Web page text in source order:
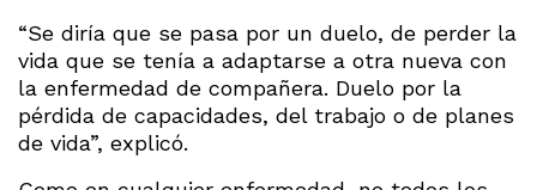
“Se diría que se pasa por un duelo, de perder la
vida que se tenía a adaptarse a otra nueva con
la enfermedad de compañera. Duelo por la
pérdida de capacidades, del trabajo o de planes
de vida”, explicó.